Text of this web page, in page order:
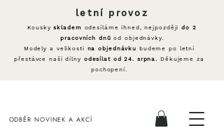
ODBĚR NOVINEK A AKCÍ
letní provoz
Kouskyskladem odesíláme ihned, nejpozdějido 2
pracovních dnů od objednávky.
Modely a velikosti na objednávku
budeme po letní
přestávce naší dílny odesílat od 24. srpna. Děkujeme za
pochopení.